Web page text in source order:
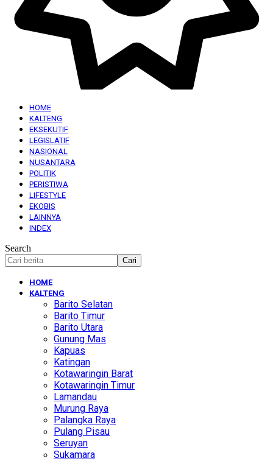
HOME
KALTENG
EKSEKUTIF
LEGISLATIF
NASIONAL
NUSANTARA
POLITIK
PERISTIWA
LIFESTYLE
EKOBIS
LAINNYA
INDEX
Search
HOME
KALTENG
Barito Selatan
Barito Timur
Barito Utara
Gunung Mas
Kapuas
Katingan
Kotawaringin Barat
Kotawaringin Timur
Lamandau
Murung Raya
Palangka Raya
Pulang Pisau
Seruyan
Sukamara